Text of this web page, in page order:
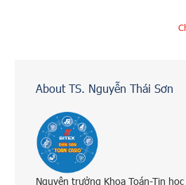
About TS. Nguyễn Thái Sơn
Nguyên trưởng Khoa Toán-Tin học